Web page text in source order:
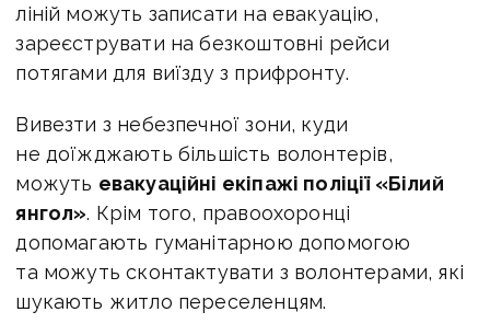
ліній можуть записати на евакуацію,
зареєструвати на безкоштовні рейси
потягами для виїзду з прифронту.
Вивезти з небезпечної зони, куди
не доїжджають більшість волонтерів,
можуть евакуаційні екіпажі поліції «Білий
янгол». Крім того, правоохоронці
допомагають гуманітарною допомогою
та можуть сконтактувати з волонтерами, які
шукають житло переселенцям.